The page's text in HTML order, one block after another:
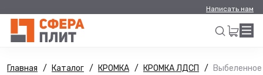
Написать нам
Искать
Главная Каталог КРОМКА КРОМКА ЛДСП